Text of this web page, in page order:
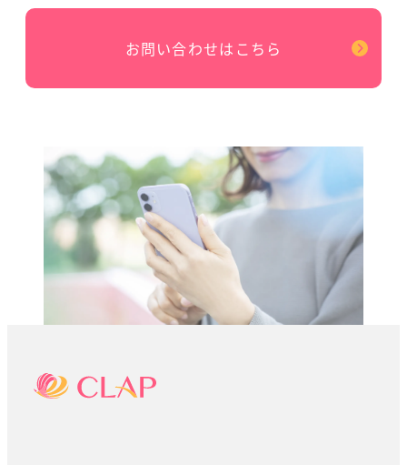
お問い合わせはこちら